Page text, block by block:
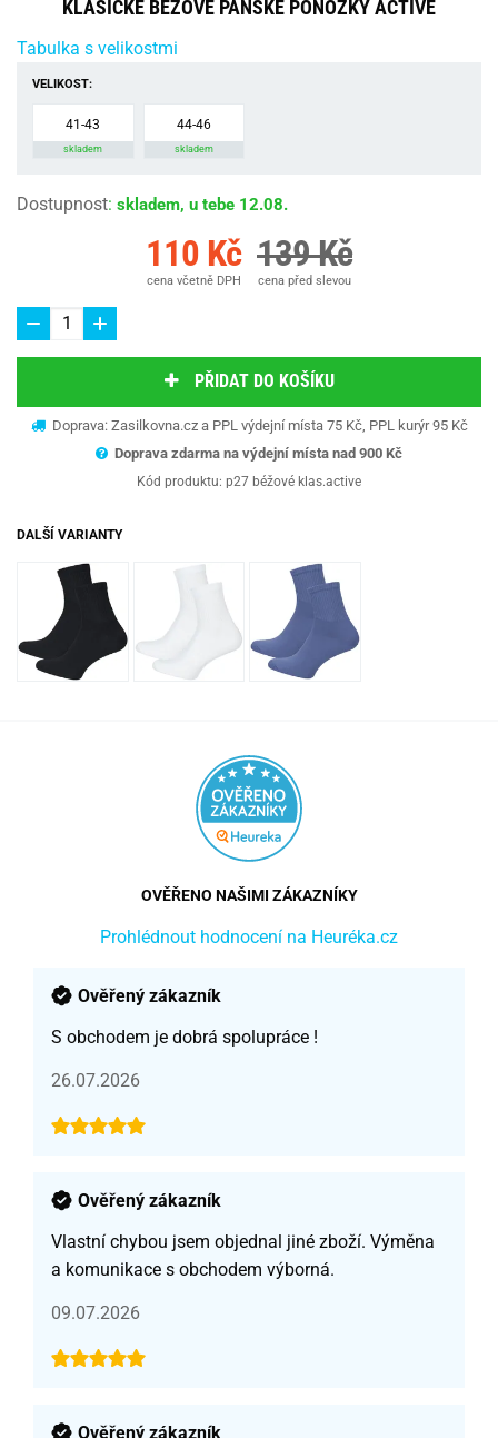
KLASICKÉ BÉŽOVÉ PÁNSKÉ PONOŽKY ACTIVE
Tabulka s velikostmi
VELIKOST:
41-43
skladem
44-46
skladem
Dostupnost: skladem, u tebe 12.08.
110 Kč
cena včetně DPH
139 Kč
cena před slevou
PŘIDAT DO KOŠÍKU
Doprava: Zasilkovna.cz a PPL výdejní místa 75 Kč, PPL kurýr 95 Kč
Doprava zdarma na výdejní místa nad 900 Kč
Kód produktu: p27 béžové klas.active
DALŠÍ VARIANTY
OVĚŘENO NAŠIMI ZÁKAZNÍKY
Prohlédnout hodnocení na Heuréka.cz
Ověřený zákazník
S obchodem je dobrá spolupráce !
26.07.2026
Ověřený zákazník
Vlastní chybou jsem objednal jiné zboží. Výměna
a komunikace s obchodem výborná.
09.07.2026
Ověřený zákazník